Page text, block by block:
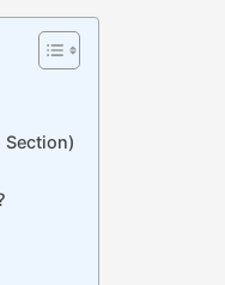
Section)